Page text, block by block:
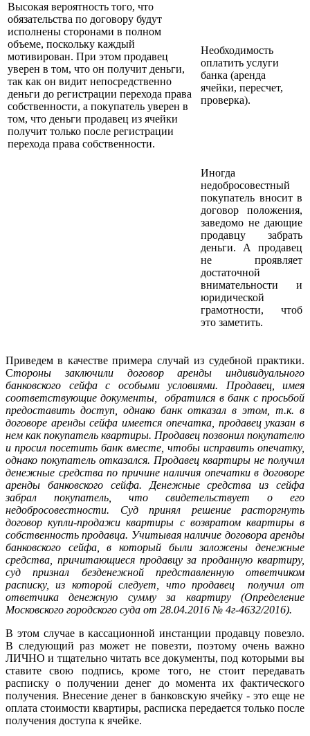
Высокая вероятность того, что
обязательства по договору будут
исполнены сторонами в полном
объеме, поскольку каждый
мотивирован. При этом продавец
уверен в том, что он получит деньги,
так как он видит непосредственно
деньги до регистрации перехода права
собственности, а покупатель уверен в
том, что деньги продавец из ячейки
получит только после регистрации
перехода права собственности.
Необходимость
оплатить услуги
банка (аренда
ячейки, пересчет,
проверка).
Иногда
недобросовестный
покупатель вносит в
договор положения,
заведомо не дающие
продавцу забрать
деньги. А продавец
не проявляет
достаточной
внимательности и
юридической
грамотности, чтоб
это заметить.
Приведем в качестве примера случай из судебной практики.
Стороны заключили договор аренды индивидуального
банковского сейфа с особыми условиями. Продавец, имея
соответствующие документы, обратился в банк с просьбой
предоставить доступ, однако банк отказал в этом, т.к. в
договоре аренды сейфа имеется опечатка, продавец указан в
нем как покупатель квартиры. Продавец позвонил покупателю
и просил посетить банк вместе, чтобы исправить опечатку,
однако покупатель отказался. Продавец квартиры не получил
денежные средства по причине наличия опечатки в договоре
аренды банковского сейфа. Денежные средства из сейфа
забрал покупатель, что свидетельствует о его
недобросовестности. Суд принял решение расторгнуть
договор купли-продажи квартиры с возвратом квартиры в
собственность продавца. Учитывая наличие договора аренды
банковского сейфа, в который были заложены денежные
средства, причитающиеся продавцу за проданную квартиру,
суд признал безденежной представленную ответчиком
расписку, из которой следует, что продавец получил от
ответчика денежную сумму за квартиру (Определение
Московского городского суда от 28.04.2016 № 4г-4632/2016).
В этом случае в кассационной инстанции продавцу повезло.
В следующий раз может не повезти, поэтому очень важно
ЛИЧНО и тщательно читать все документы, под которыми вы
ставите свою подпись, кроме того, не стоит передавать
расписку о получении денег до момента их фактического
получения. Внесение денег в банковскую ячейку - это еще не
оплата стоимости квартиры, расписка передается только после
получения доступа к ячейке.